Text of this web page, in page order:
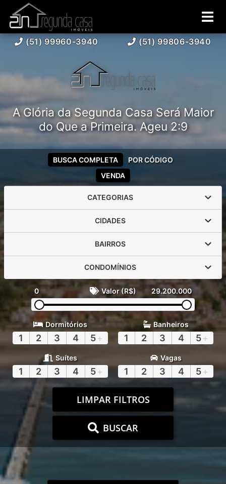
(51) 99960-3940 (51) 99806-3940
A Glória da Segunda Casa Será Maior
do Que a Primeira. Ageu 2:9
VENDA
BUSCA COMPLETA POR CÓDIGO
CATEGORIAS
CIDADES
BAIRROS
CONDOMÍNIOS
0 Valor (R$) 29.200.000
Dormitórios
1 2 3 4 5+
Banheiros
1 2 3 4 5+
Suítes
1 2 3 4 5+
Vagas
1 2 3 4 5+
LIMPAR FILTROS
BUSCAR